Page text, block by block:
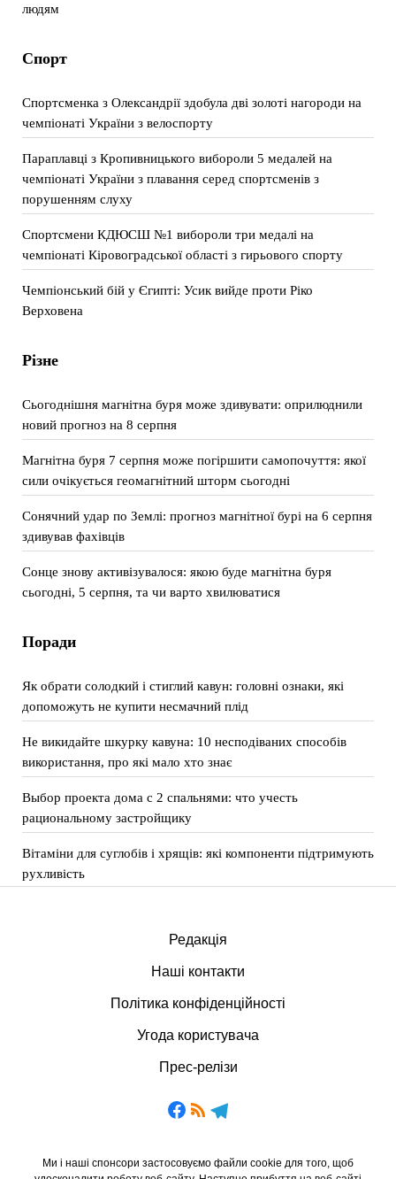
людям
Спорт
Спортсменка з Олександрії здобула дві золоті нагороди на
чемпіонаті України з велоспорту
Параплавці з Кропивницького вибороли 5 медалей на
чемпіонаті України з плавання серед спортсменів з
порушенням слуху
Спортсмени КДЮСШ №1 вибороли три медалі на
чемпіонаті Кіровоградської області з гирьового спорту
Чемпіонський бій у Єгипті: Усик вийде проти Ріко
Верховена
Різне
Сьогоднішня магнітна буря може здивувати: оприлюднили
новий прогноз на 8 серпня
Магнітна буря 7 серпня може погіршити самопочуття: якої
сили очікується геомагнітний шторм сьогодні
Сонячний удар по Землі: прогноз магнітної бурі на 6 серпня
здивував фахівців
Сонце знову активізувалося: якою буде магнітна буря
сьогодні, 5 серпня, та чи варто хвилюватися
Поради
Як обрати солодкий і стиглий кавун: головні ознаки, які
допоможуть не купити несмачний плід
Не викидайте шкурку кавуна: 10 несподіваних способів
використання, про які мало хто знає
Выбор проекта дома с 2 спальнями: что учесть
рациональному застройщику
Вітаміни для суглобів і хрящів: які компоненти підтримують
рухливість
Редакція
Наші контакти
Політика конфіденційності
Угода користувача
Прес-релізи
Ми і наші спонсори застосовуємо файли cookie для того, щоб